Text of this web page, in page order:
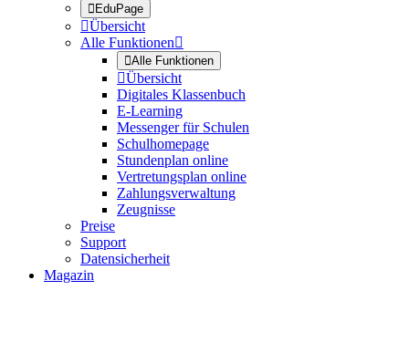
EduPage
Übersicht
Alle Funktionen
Alle Funktionen
Übersicht
Digitales Klassenbuch
E-Learning
Messenger für Schulen
Schulhomepage
Stundenplan online
Vertretungsplan online
Zahlungsverwaltung
Zeugnisse
Preise
Support
Datensicherheit
Magazin